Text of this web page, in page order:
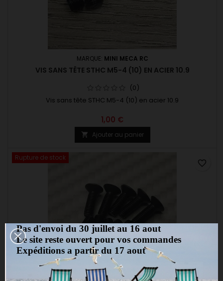
MARQUE: MINI MECA RC
VIS SANS TÊTE STHC M5-4 (10) EN ACIER 10.9
(0)
Vis sans tête STHC M5-4 (10) en acier 10.9
1,00 €
 Ajouter au panier
Rupture de stock
favorite_border
Pas d'envoi du 30 juillet au 16 aout
Le site reste ouvert pour vos commandes
Expéditions a partir du 17 aout